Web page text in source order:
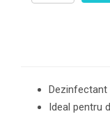
Ideal pentru